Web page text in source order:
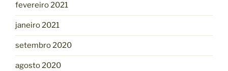
fevereiro 2021
janeiro 2021
setembro 2020
agosto 2020